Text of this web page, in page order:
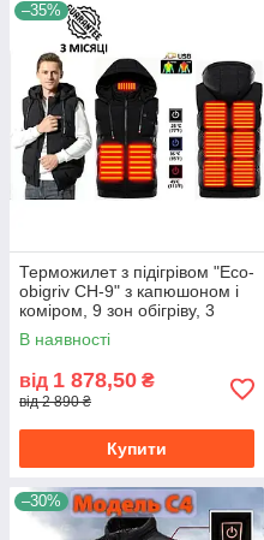
–35%
Терможилет з підігрівом "Eco-
obigriv CH-9" з капюшоном і
коміром, 9 зон обігріву, 3
режими регулювання
температури B розмір 2XL
В наявності
від 1 878,50 ₴
від 2 890 ₴
Купити
–30%